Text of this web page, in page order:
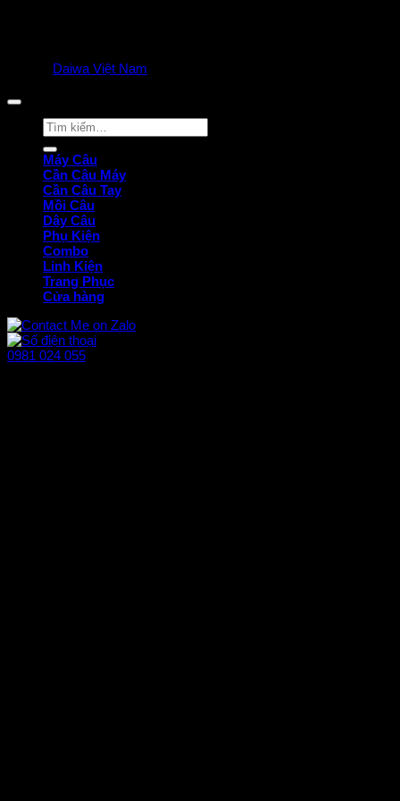
Daiwa Việt Nam
Tìm
kiếm:
Máy Câu
Cần Câu Máy
Cần Câu Tay
Mồi Câu
Dây Câu
Phụ Kiện
Combo
Linh Kiện
Trang Phục
Cửa hàng
0981 024 055